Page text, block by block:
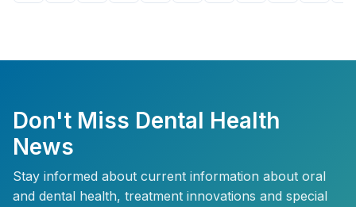
Don't Miss Dental Health
News
Stay informed about current information about oral
and dental health, treatment innovations and special